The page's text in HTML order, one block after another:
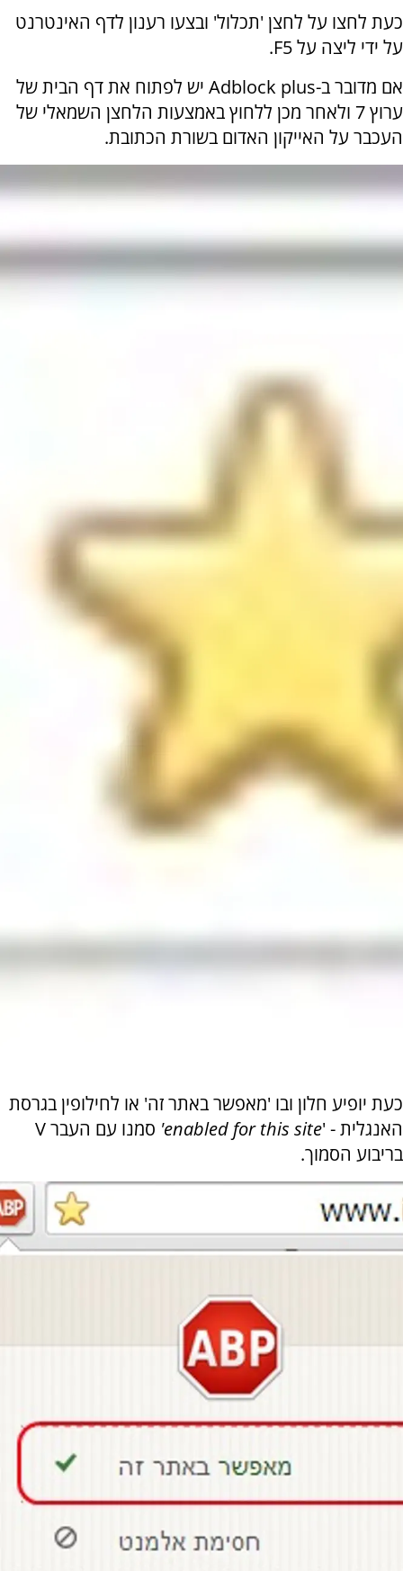
כעת לחצו על לחצן 'תכלול' ובצעו רענון לדף האינטרנט
על ידי ליצה על F5.
אם מדובר ב-
Adblock plus יש לפתוח את דף הבית של
ערוץ 7 ולאחר מכן ללחוץ באמצעות
הלחצן השמאלי של
העכבר על האייקון האדום בשורת הכתובת.
כעת יופיע חלון ובו 'מאפשר באתר זה' או לחילופין בגרסת
האנגלית - 'enabled for this site'
סמנו עם העבר V
בריבוע הסמוך.